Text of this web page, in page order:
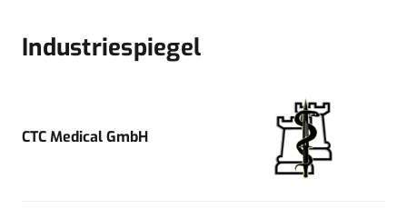
Industriespiegel
CTC Medical GmbH